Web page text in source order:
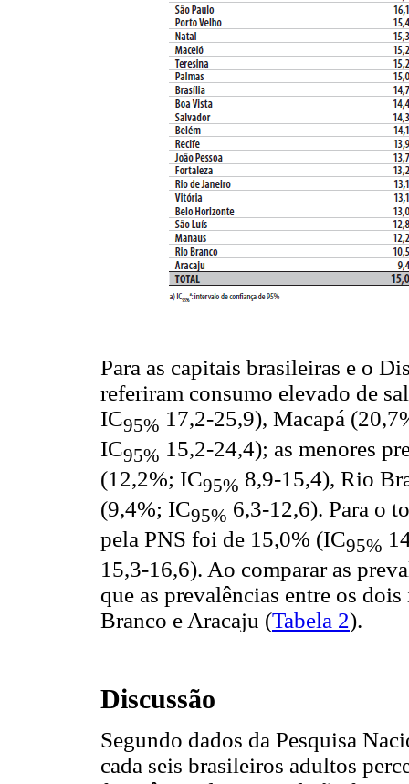
Para as capitais brasileiras e o
referiram consumo elevado de
IC95% 17,2-25,9), Macapá
IC95% 15,2-24,4); as menores
(12,2%; IC95% 8,9-15,4), Rio
(9,4%; IC95% 6,3-12,6). Para o
pela PNS foi de 15,0% (IC95%
15,3-16,6). Ao comparar as
que as prevalências entre os
Branco e Aracaju (Tabela 2).
Discussão
Segundo dados da Pesquisa
cada seis brasileiros adultos